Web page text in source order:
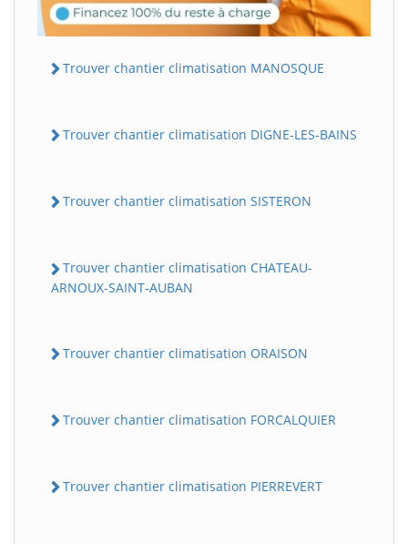
Trouver chantier climatisation MANOSQUE
Trouver chantier climatisation DIGNE-LES-BAINS
Trouver chantier climatisation SISTERON
Trouver chantier climatisation CHATEAU-
ARNOUX-SAINT-AUBAN
Trouver chantier climatisation ORAISON
Trouver chantier climatisation FORCALQUIER
Trouver chantier climatisation PIERREVERT